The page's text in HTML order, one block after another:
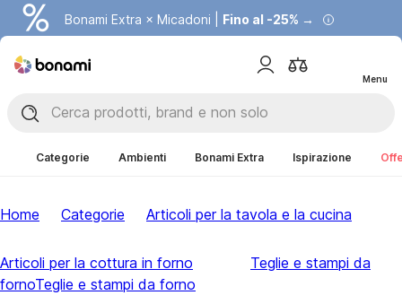
Bonami Extra × Micadoni | Fino al -25% →
Menu
Categorie Ambienti Bonami Extra Ispirazione
Home Categorie Articoli per la tavola e la cucina
Articoli per la cottura in forno
Teglie e stampi da
fornoTeglie e stampi da forno